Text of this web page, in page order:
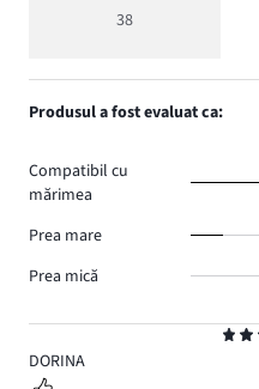
5
DORINA
medie
38
Produsul a fost evaluat ca:
Compatibil cu
mărimea
Prea mare
Prea mică